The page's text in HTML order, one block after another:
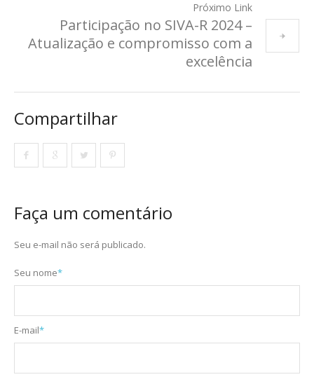
Próximo Link
Participação no SIVA-R 2024 –
Atualização e compromisso com a
excelência
Compartilhar
Faça um comentário
Seu e-mail não será publicado.
Seu nome*
E-mail*